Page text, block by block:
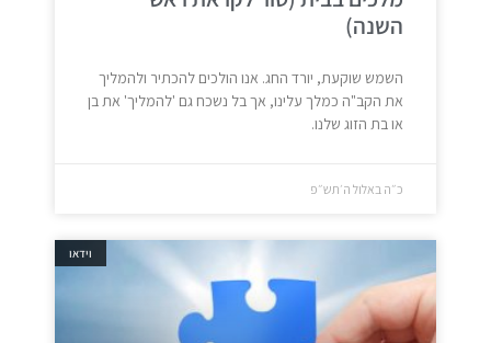
השנה)
השמש שוקעת, יורד החג. אנו הולכים להכתיר ולהמליך
את הקב"ה כמלך עלינו, אך בל נשכח גם 'להמליך' את בן
או בת הזוג שלנו.
כ״ה באלול ה׳תש״פ
וידאו